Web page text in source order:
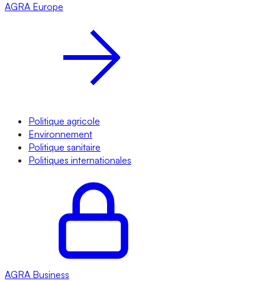
AGRA Europe
Politique agricole
Environnement
Politique sanitaire
Politiques internationales
AGRA Business